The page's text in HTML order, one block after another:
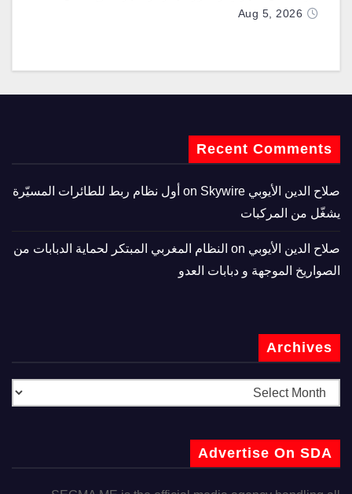
تزويدها بطائرتي “كيه سي-390 ميلينيوم”
Aug 5, 2026
Recent Comments
صلاح الدين الأيوبي
Skywire أول نظام ربط للطائرات المسيّرة
يشغّل من المركبات
صلاح الدين الأيوبي
النظام المغربي المبتكر لحماية الدبابات من
الصواريخ الموجهة و دبابات العدو
Archives
Advertise On SDA